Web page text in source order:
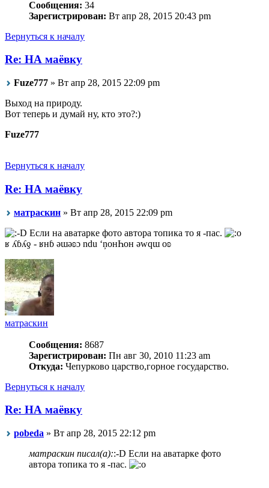
Сообщения: 34
Зарегистрирован: Вт апр 28, 2015 20:43 pm
Вернуться к началу
Re: НА маёвку
Fuze777 » Вт апр 28, 2015 22:09 pm
Выход на природу.
Вот теперь и думай ну, кто это?:)
Fuze777
Вернуться к началу
Re: НА маёвку
матраскин » Вт апр 28, 2015 22:09 pm
Если на аватарке фото автора топика то я -пас.
ʁ ʎɓʎƍ - ʁнɓ ǝɯǝʚɔ ndu ‘ņонҺон ǝwqɯ оʚ
матраскин
Сообщения: 8687
Зарегистрирован: Пн авг 30, 2010 11:23 am
Откуда: Чепурково царство,горное государство.
Вернуться к началу
Re: НА маёвку
pobeda » Вт апр 28, 2015 22:12 pm
матраскин писал(а)::-D Если на аватарке фото
автора топика то я -пас.